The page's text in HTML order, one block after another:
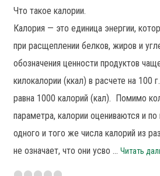
Что такое калории.
Калория — это единица энергии,
при расщеплении белков, жиров и
обозначения ценности продуктов
килокалории (ккал) в расчете на 100
равна 1000 калорий (кал). Помимо
параметра, калории оцениваются и по
одного и того же числа калорий из
не означает, что они усво ... Читать